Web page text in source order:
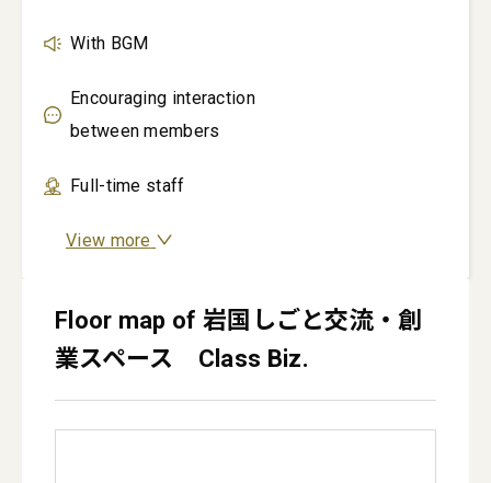
With BGM
Encouraging interaction
between members
Full-time staff
View more
Floor map of 岩国しごと交流・創
業スペース Class Biz.